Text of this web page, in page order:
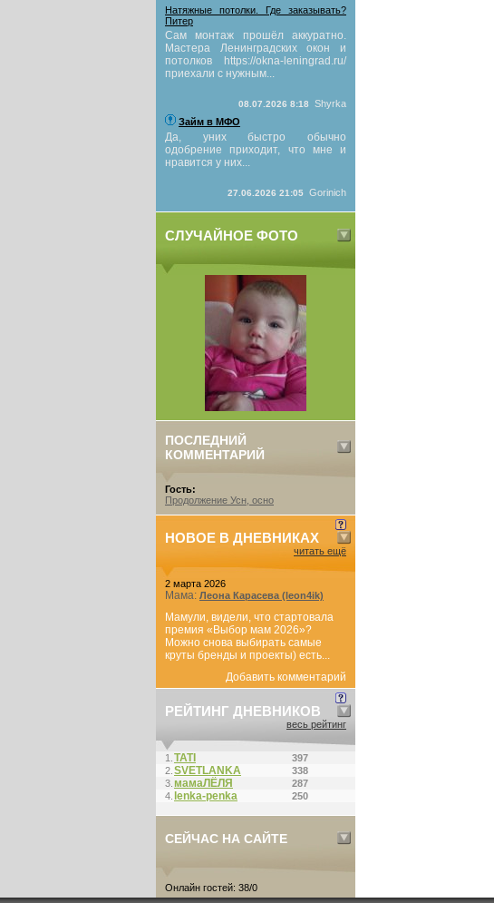
Натяжные потолки. Где заказывать?
Питер
Сам монтаж прошёл аккуратно.
Мастера Ленинградских окон и
потолков https://okna-leningrad.ru/
приехали с нужным...
08.07.2026 8:18
Shyrka
Займ в МФО
Да, уних быстро обычно
одобрение приходит, что мне и
нравится у них...
27.06.2026 21:05 Gorinich
СЛУЧАЙНОЕ ФОТО
ПОСЛЕДНИЙ
КОММЕНТАРИЙ
Гость:
Продолжение Усн, осно
НОВОЕ В ДНЕВНИКАХ
читать ещё
2 марта 2026
Мама: Леона Карасева (leon4ik)
Мамули, видели, что стартовала
премия «Выбор мам 2026»?
Можно снова выбирать самые
круты бренды и проекты) есть...
Добавить комментарий
РЕЙТИНГ ДНЕВНИКОВ
весь рейтинг
1. ТАТI
397
2. SVETLANKA
338
3. мамаЛЁЛЯ
287
4. lenka-penka 250
СЕЙЧАС НА САЙТЕ
Онлайн гостей: 38/0